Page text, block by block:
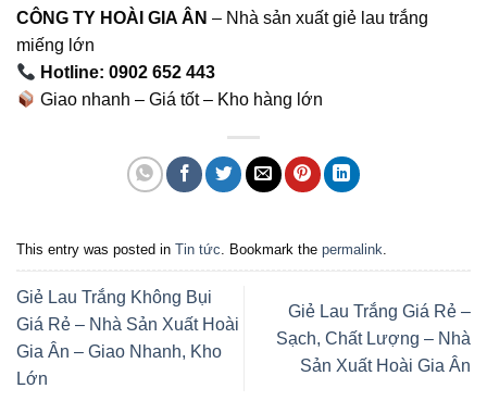
CÔNG TY HOÀI GIA ÂN – Nhà sản xuất giẻ lau trắng
miếng lớn
Hotline: 0902 652 443
Giao nhanh – Giá tốt – Kho hàng lớn
This entry was posted in Tin tức. Bookmark the permalink.
Giẻ Lau Trắng Không Bụi
Giá Rẻ – Nhà Sản Xuất Hoài
Gia Ân – Giao Nhanh, Kho
Lớn
Giẻ Lau Trắng Giá Rẻ –
Sạch, Chất Lượng – Nhà
Sản Xuất Hoài Gia Ân